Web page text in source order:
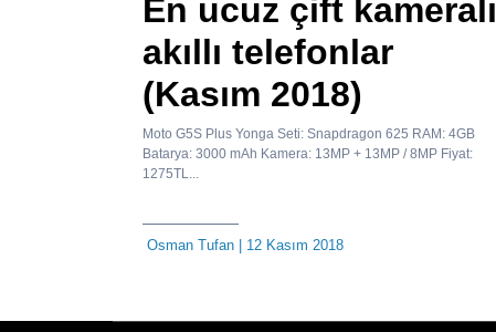
En ucuz çift kameralı
akıllı telefonlar
(Kasım 2018)
Moto G5S Plus Yonga Seti: Snapdragon 625 RAM: 4GB
Batarya: 3000 mAh Kamera: 13MP + 13MP / 8MP Fiyat:
1275TL...
Osman Tufan | 12 Kasım 2018